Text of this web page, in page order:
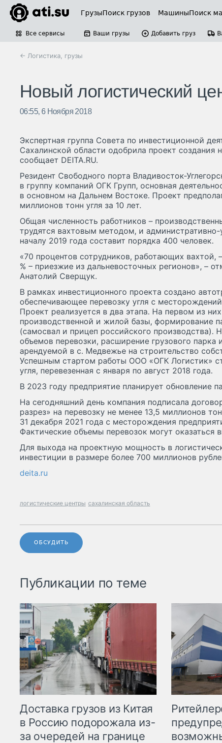
ГрузыПоиск грузов МашиныПоиск
Все сервисы Ваши грузы Добавить груз
← Логистика, грузы
Новый логистический
06:55, 6 Ноября 2018
Экспертная группа Совета по инвестиционной
Сахалинской области одобрила проект создания
сообщает DEITA.RU.
Резидент Свободного порта Владивосток-
в группу компаний ОГК Групп, основная
в основном на Дальнем Востоке. Проект
миллионов тонн угля за 10 лет.
Общая численность работников –
трудятся вахтовым методом, и административно-
началу 2019 года составит порядка 400 человек.
«70 процентов сотрудников, работающих вахтой,
% – приезжие из дальневосточных регионов», –
Анатолий Сверщук.
В рамках инвестиционного проекта создано
обеспечивающее перевозку угля с
Проект реализуется в два этапа. На первом из
производственной и жилой базы, формирование
(самосвал и прицеп российского производства).
объемов перевозки, расширение грузового
арендуемой в с. Медвежье на строительство
Успешным стартом работы ООО «ОГК Логистик»
угля, перевезенная с января по август 2018 года.
В 2023 году предприятие планирует обновление
На сегодняшний день компания подписала
разрез» на перевозку не менее 13,5 миллионов
31 декабря 2021 года с месторождения
Фактические объемы перевозок могут
Для выхода на проектную мощность в
инвестиции в размере более 700 миллионов
deita.ru
логистические центры сахалинская область
ОБСУДИТЬ
Публикации по теме
Доставка грузов из Китая
в Россию подорожала из-
за очередей на границе